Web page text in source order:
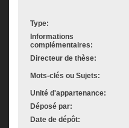
Type:
Informations
complémentaires:
Directeur de thèse:
Mots-clés ou Sujets:
Unité d'appartenance:
Déposé par:
Date de dépôt: